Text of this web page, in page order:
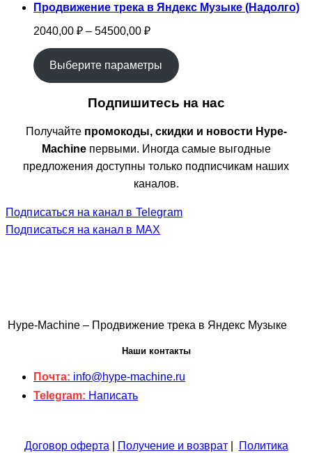
Продвижение трека в Яндекс Музыке (Надолго)
2040,00 ₽ – 54500,00 ₽Диапазон
цен:
2040,00 ₽
–
54500,00 ₽
Выберите параметры
Подпишитесь на нас
Получайте промокоды, скидки и новости Hype-
Machineпервыми. Иногда самые выгодные
предложения доступны только подписчикам наших
каналов.
Подписаться на канал в Telegram
Подписаться на канал в MAX
Hype-Machine – Продвижение трека в Яндекс Музыке
Наши контакты
Почта: info@hype-machine.ru
Telegram: Написать
Договор оферта Получение и возврат| Политика